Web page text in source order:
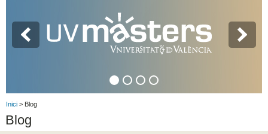
Inici > Blog
Blog